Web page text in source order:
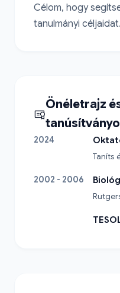
Célom, hogy
tanulmányi céljaidat.
Önéletrajz
2024
Taníts
2002 - 2006